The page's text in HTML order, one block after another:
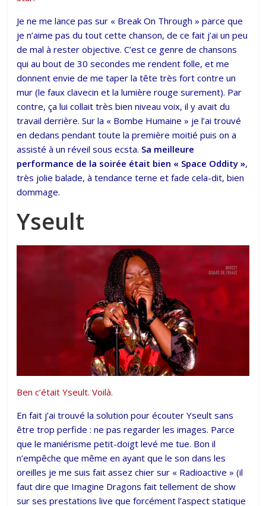
Je ne me lance pas sur « Break On Through » parce que
je n’aime pas du tout cette chanson, de ce fait j’ai un peu
de mal à rester objective. C’est ce genre de chansons
qui au bout de 30 secondes me rendent folle, et me
donnent envie de me taper la tête très fort contre un
mur (le faux clavecin et la lumière rouge surement). Par
contre, ça lui collait très bien niveau voix, il y avait du
travail derrière. Sur la « Bombe Humaine » je l’ai trouvé
en dedans pendant toute la première moitié puis on a
assisté à un réveil sous ecsta. Sa meilleure
performance de la soirée était bien « Space Oddity »,
très jolie balade, à tendance terne et fade cela-dit, bien
dommage.
Yseult
Ben c’était Yseult. Voilà.
En fait j’ai trouvé la solution pour écouter Yseult sans
être trop perfide : ne pas regarder les images. Parce
que le maniérisme petit-doigt levé me tue. Bon il
n’empêche que même en ayant que le son dans les
oreilles je me suis fait assez chier sur « Radioactive » (il
faut dire que Imagine Dragons fait tellement de show
sur ses prestations live que forcément l’aspect statique